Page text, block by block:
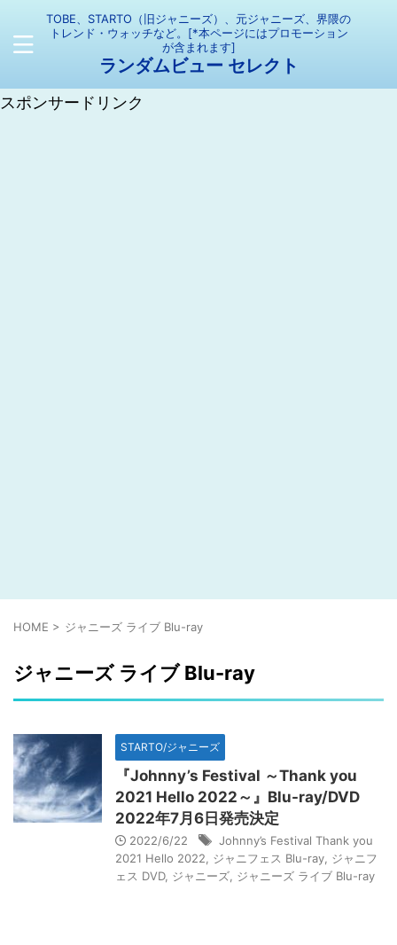
TOBE、STARTO（旧ジャニーズ）、元ジャニーズ、界隈の
トレンド・ウォッチなど。[*本ページにはプロモーション
が含まれます]
ランダムビュー セレクト
スポンサードリンク
HOME > ジャニーズ ライブ Blu-ray
ジャニーズ ライブ Blu-ray
STARTO/ジャニーズ
『Johnny’s Festival ～Thank you
2021 Hello 2022～』Blu-ray/DVD
2022年7月6日発売決定
2022/6/22
Johnny’s Festival Thank you
2021 Hello 2022
ジャニフェス Blu-ray ジャニフ
ェス DVD, ジャニーズ ジャニーズ ライブ Blu-ray